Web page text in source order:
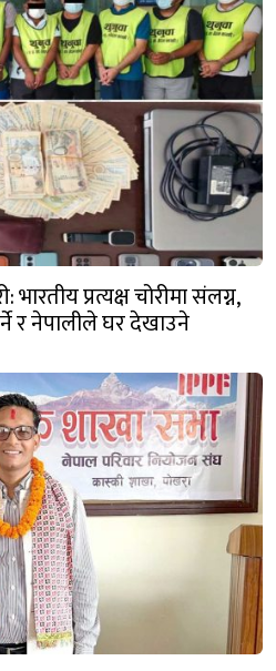
प्रत्यक्ष चोरीमा संलग्न,
र नेपालीले घर देखाउने